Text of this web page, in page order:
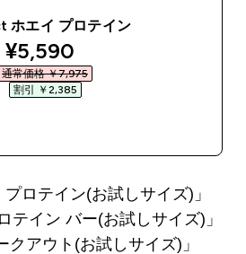
ホエイ プロテイン
discounted price
¥5,590‎
通常価格 ￥7,975‎
割引 ￥2,385‎
ロテイン(お試しサイズ)」
テイン バー(お試しサイズ)」
クアウト(お試しサイズ)」